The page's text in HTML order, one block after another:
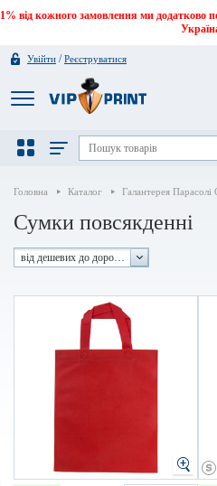
1% від кожного замовлення ми додатково
Увійти /Реєструватися
Головна Каталог Галантерея Парасолі
Сумки повсякденні
від дешевих до дорогих